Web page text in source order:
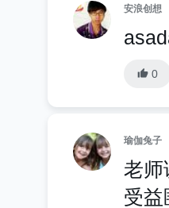
安浪创想
0
瑜伽兔子
老师
受益